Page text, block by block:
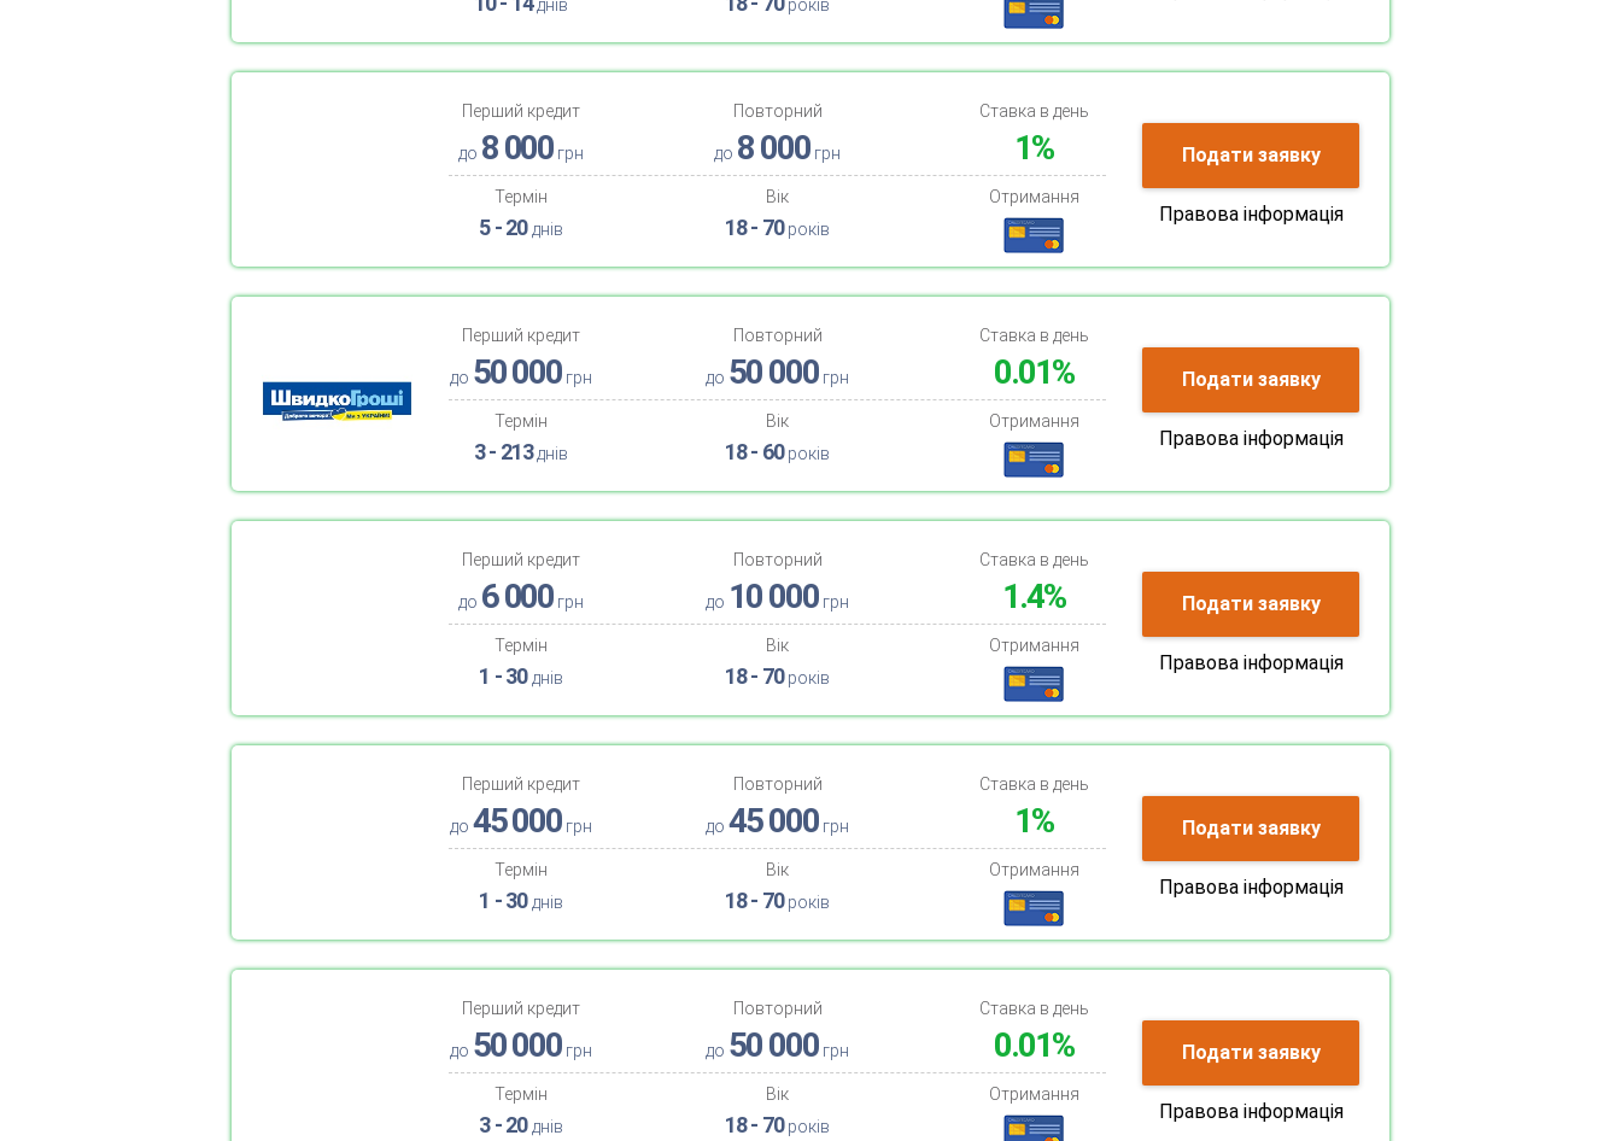
днів років
Перший кредит
до 8 000 грн
Повторний
до 8 000грн
Ставка в день
1%
Термін
5 - 20днів
Вік
18 - 70років
Отримання
Подати заявку
Правова інформація
Перший кредит
до 50 000 грн
Повторний
до 50 000грн
Ставка в день
0.01%
Термін
3 - 213днів
Вік
18 - 60років
Отримання
Подати заявку
Правова інформація
Перший кредит
до 6 000 грн
Повторний
до 10 000грн
Ставка в день
1.4%
Термін
1 - 30днів
Вік
18 - 70років
Отримання
Подати заявку
Правова інформація
Перший кредит
до 45 000 грн
Повторний
до45 000грн
Ставка в день
1%
Термін
1 - 30днів
Вік
18 - 70років
Отримання
Подати заявку
Правова інформація
Перший кредит
до 50 000 грн
Повторний
до 50 000грн
Ставка в день
0.01%
Термін
3 - 20днів
Вік
18 - 70років
Отримання
Подати заявку
Правова інформація